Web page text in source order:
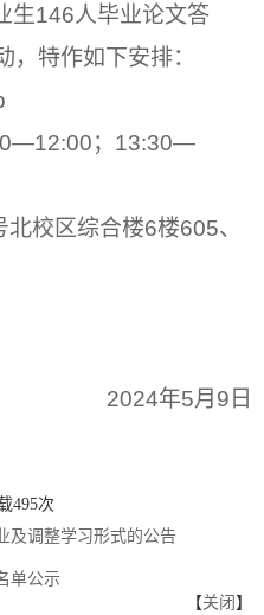
生146人毕业论文答
特作如下安排：
；13:30—
校区综合楼6楼605、
2024年5月9日
495次
及调整学习形式的公告
单公示
【关闭 】